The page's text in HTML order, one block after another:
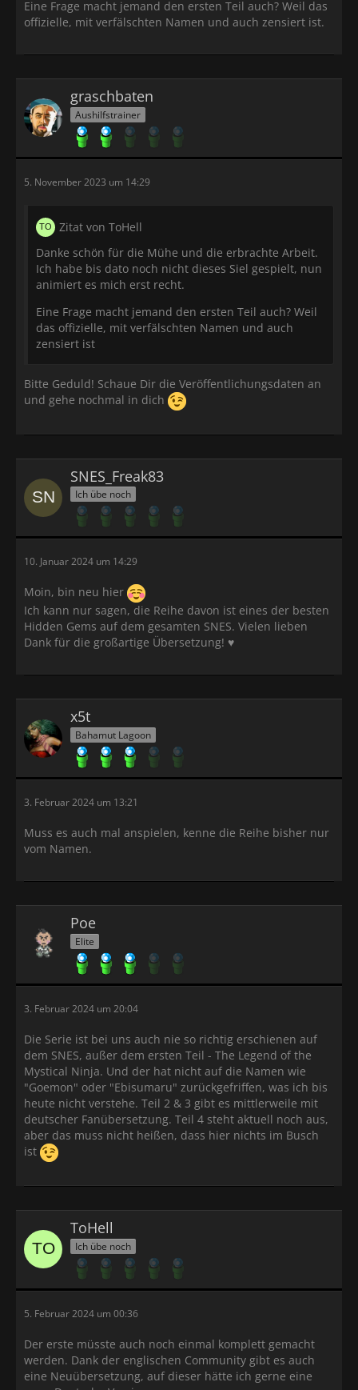
Eine Frage macht jemand den ersten Teil auch? Weil das
offizielle, mit verfälschten Namen und auch zensiert ist.
graschbaten
Aushilfstrainer
5. November 2023 um 14:29
Zitat von ToHell
Danke schön für die Mühe und die erbrachte Arbeit.
Ich habe bis dato noch nicht dieses Siel gespielt, nun
animiert es mich erst recht.
Eine Frage macht jemand den ersten Teil auch? Weil
das offizielle, mit verfälschten Namen und auch
zensiert ist
Bitte Geduld! Schaue Dir die Veröffentlichungsdaten an
und gehe nochmal in dich
SNES_Freak83
Ich übe noch
10. Januar 2024 um 14:29
Moin, bin neu hier
Ich kann nur sagen, die Reihe davon ist eines der besten
Hidden Gems auf dem gesamten SNES. Vielen lieben
Dank für die großartige Übersetzung! ♥
x5t
Bahamut Lagoon
3. Februar 2024 um 13:21
Muss es auch mal anspielen, kenne die Reihe bisher nur
vom Namen.
Poe
Elite
3. Februar 2024 um 20:04
Die Serie ist bei uns auch nie so richtig erschienen auf
dem SNES, außer dem ersten Teil - The Legend of the
Mystical Ninja. Und der hat nicht auf die Namen wie
"Goemon" oder "Ebisumaru" zurückgefriffen, was ich bis
heute nicht verstehe. Teil 2 & 3 gibt es mittlerweile mit
deutscher Fanübersetzung. Teil 4 steht aktuell noch aus,
aber das muss nicht heißen, dass hier nichts im Busch
ist
ToHell
Ich übe noch
5. Februar 2024 um 00:36
Der erste müsste auch noch einmal komplett gemacht
werden. Dank der englischen Community gibt es auch
eine Neuübersetzung, auf dieser hätte ich gerne eine